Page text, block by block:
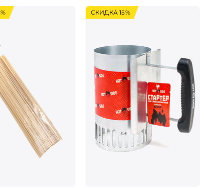
СКИДКА 15%